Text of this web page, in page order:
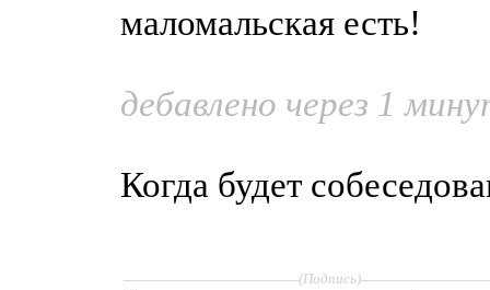
маломальская есть!
дебавлено через 1
Когда будет
(Подпись)